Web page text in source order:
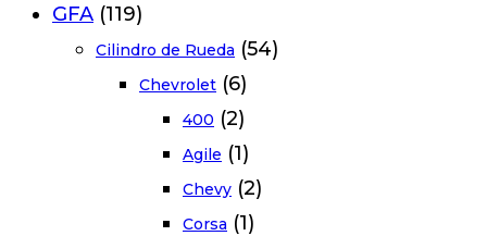
GFA (119)
Cilindro de Rueda (54)
Chevrolet (6)
400 (2)
Agile (1)
Chevy (2)
Corsa (1)